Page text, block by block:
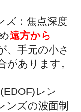
：焦点深度
遠方から
、手元の小さ
があります。
レン
ンズの波面制